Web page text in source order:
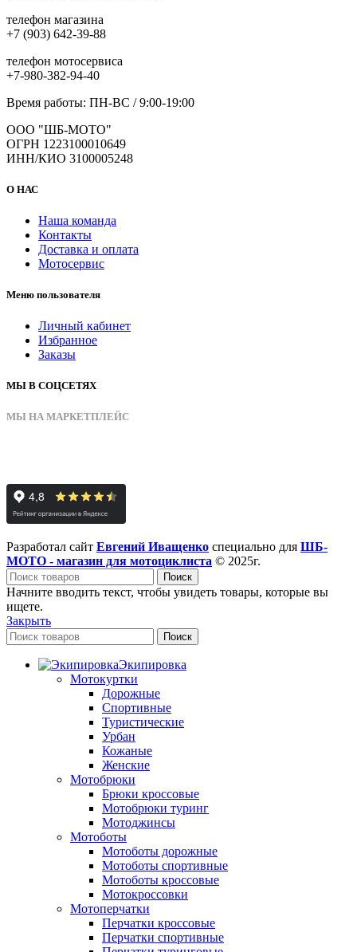
телефон магазина
+7 (903) 642-39-88
телефон мотосервиса
+7-980-382-94-40
Время работы: ПН-ВС / 9:00-19:00
ООО "ШБ-МОТО"
ОГРН 1223100010649
ИНН/КИО 3100005248
О НАС
Наша команда
Контакты
Доставка и оплата
Мотосервис
Меню пользователя
Личный кабинет
Избранное
Заказы
МЫ В СОЦСЕТЯХ
МЫ НА МАРКЕТПЛЕЙС
Разработал сайт Евгений Иващенко специально для ШБ-
МОТО - магазин для мотоциклиста © 2025г.
Поиск
Начните вводить текст, чтобы увидеть товары, которые вы
ищете.
Закрыть
Поиск
Экипировка
Мотокуртки
Дорожные
Спортивные
Туристические
Урбан
Кожаные
Женские
Мотобрюки
Брюки кроссовые
Мотобрюки туринг
Мотоджинсы
Мотоботы
Мотоботы дорожные
Мотоботы спортивные
Мотоботы кроссовые
Мотокроссовки
Мотоперчатки
Перчатки кроссовые
Перчатки спортивные